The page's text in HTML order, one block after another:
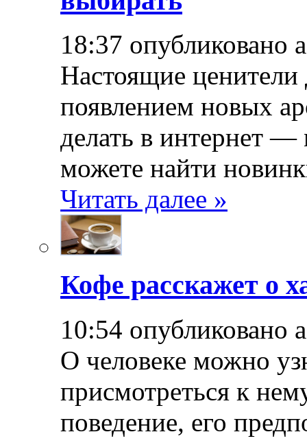
18:37 опубликовано
Настоящие ценители
появлением новых
делать в интернет —
можете найти
Читать далее »
Кофе расскажет о
10:54 опубликовано
О человеке можно
присмотреться к
поведение, его